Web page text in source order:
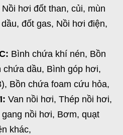
Nồi hơi đốt than, củi, mùn
đốt gas, Nồi hơi điện,
Bình chứa khí nén, Bồn
chứa dầu, Bình góp hơi,
Bồn chứa foam cứu hỏa,
Van nồi hơi, Thép nồi hơi,
nồi hơi, Bơm, quạt
khác,